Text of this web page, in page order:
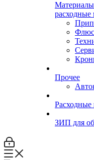
расходные
Прочее
Расходные
ЗИП для